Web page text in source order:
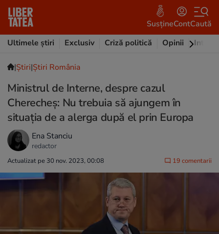
SusțineContCaută
Ultimele știri
Exclusiv Criză politică Opinii
|Ştiri|Știri România
Ministrul de Interne, despre cazul
Cherecheș: Nu trebuia să ajungem în
situația de a alerga după el prin Europa
Ena Stanciu
redactor
Actualizat pe 30 nov. 2023, 00:08 19 comentarii